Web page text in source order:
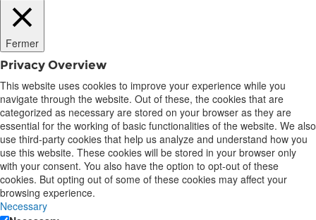
Fermer
Privacy Overview
This website uses cookies to improve your experience while you
navigate through the website. Out of these, the cookies that are
categorized as necessary are stored on your browser as they are
essential for the working of basic functionalities of the website. We also
use third-party cookies that help us analyze and understand how you
use this website. These cookies will be stored in your browser only
with your consent. You also have the option to opt-out of these
cookies. But opting out of some of these cookies may affect your
browsing experience.
Necessary